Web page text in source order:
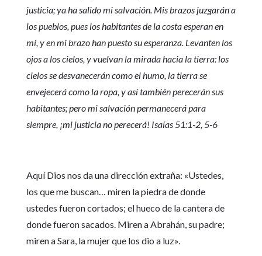
justicia; ya ha salido mi salvación. Mis brazos juzgarán a
los pueblos, pues los habitantes de la costa esperan en
mí, y en mi brazo han puesto su esperanza. Levanten los
ojos a los cielos, y vuelvan la mirada hacia la tierra: los
cielos se desvanecerán como el humo, la tierra se
envejecerá como la ropa, y así también perecerán sus
habitantes; pero mi salvación permanecerá para
siempre, ¡mi justicia no perecerá! Isaías 51:1-2, 5-6
Aquí Dios nos da una dirección extraña: «Ustedes,
los que me buscan… miren la piedra de donde
ustedes fueron cortados; el hueco de la cantera de
donde fueron sacados. Miren a Abrahán, su padre;
miren a Sara, la mujer que los dio a luz».